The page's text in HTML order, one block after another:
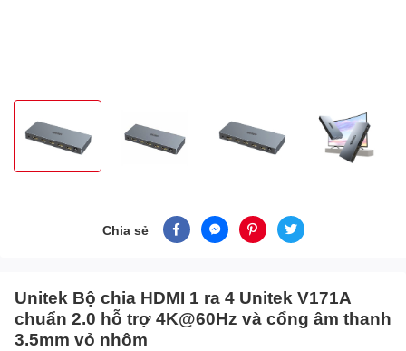
Chia sẻ
Unitek Bộ chia HDMI 1 ra 4 Unitek V171A
chuẩn 2.0 hỗ trợ 4K@60Hz và cổng âm thanh
3.5mm vỏ nhôm